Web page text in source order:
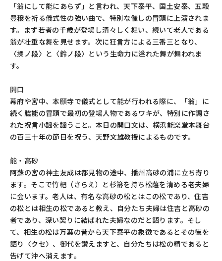
「翁にして能にあらず」と言われ、天下泰平、国土安泰、五穀
豊穣を祈る儀式性の強い曲で、特別な催しの冒頭に上演されま
す。まず若者の千歳が登場し清々しく舞い、続いて老人である
翁が壮重な舞を見せます。次に狂言方による三番三となり、
〈揉ノ段〉と〈鈴ノ段〉という生命力に溢れた舞が舞われま
す。
開口
幕府や宮中、本願寺で儀式として能が行われる際に、「翁」に
続く脇能の冒頭で最初の登場人物であるワキが、特別に作調さ
れた祝言小謡を謡うこと。本日の開口文は、横浜能楽堂本舞台
の百三十年の節目を祝う、天野文雄教授によるものです。
能・高砂
阿蘇の宮の神主友成は都見物の途中、播州高砂の浦に立ち寄り
ます。そこで竹杷（さらえ）と杉箒を持ち松蔭を清める老夫婦
に会います。老人は、有名な高砂の松とはこの松であり、住吉
の松とは相生の松であると教え、自分たち夫婦は住吉と高砂の
者であり、深い契りに結ばれた夫婦なのだと語ります。そし
て、相生の松は万葉の昔から天下泰平の象徴であるとその徳を
語り〈クセ〉、御代を讃えますと、自分たちは松の精であると
告げて沖へ消えます。